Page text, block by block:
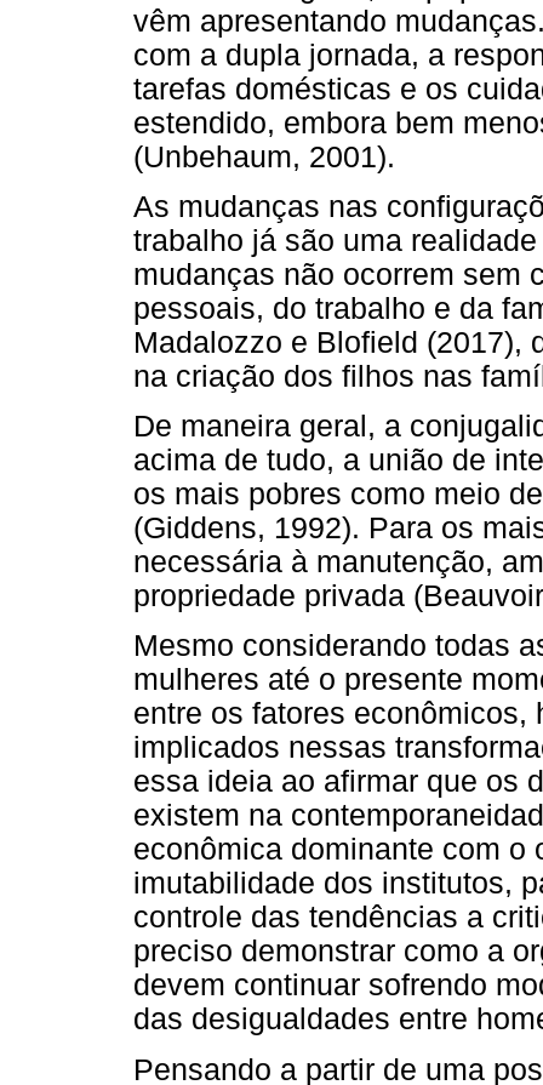
vêm apresentando
com a dupla jornada, a
tarefas domésticas e os
estendido, embora bem
(Unbehaum, 2001).
As mudanças nas
trabalho já são uma
mudanças não ocorrem sem
pessoais, do trabalho e da
Madalozzo e Blofield (2017),
na criação dos filhos nas
De maneira geral, a
acima de tudo, a união de
os mais pobres como meio
(Giddens, 1992). Para os
necessária à manutenção,
propriedade privada
Mesmo considerando todas
mulheres até o presente
entre os fatores
implicados nessas
essa ideia ao afirmar que os
existem na
econômica dominante com o
imutabilidade dos institutos,
controle das tendências a
preciso demonstrar como a
devem continuar sofrendo
das desigualdades entre
Pensando a partir de uma